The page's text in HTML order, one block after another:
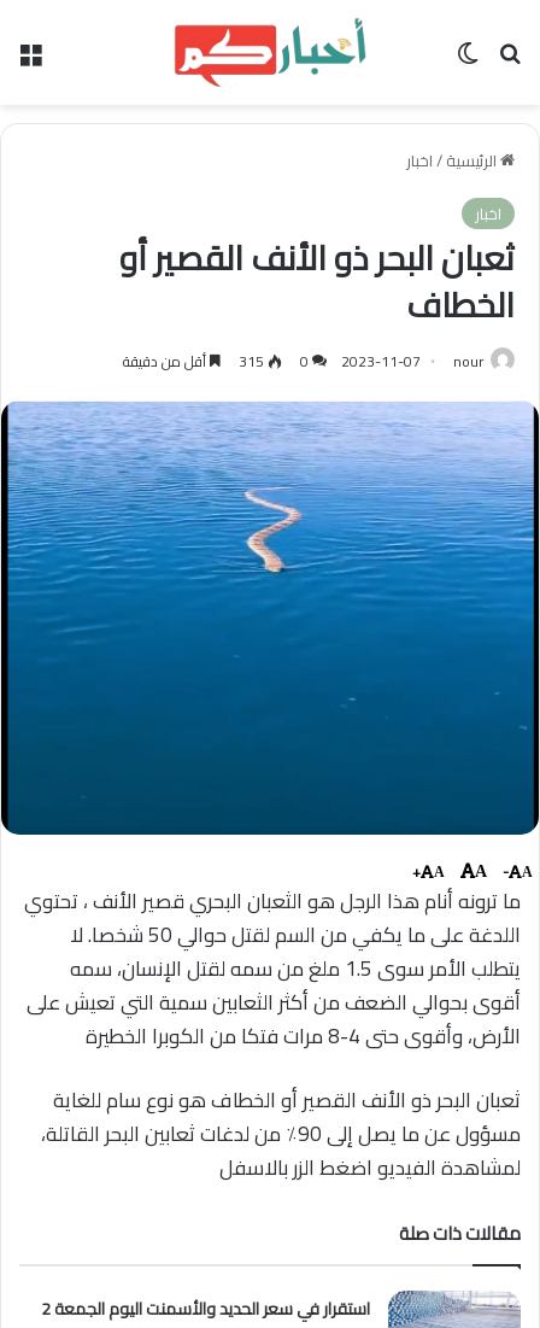
بحث عن الوضع المظلم
الرئيسية/اخبار
اخبار
‏ثعبان البحر ذو الأنف القصير أو
الخطاف
nour
2023-11-07
0
315 أقل من دقيقة
A
-
A
A
+
ما ترونه أنام هذا الرجل هو الثعبان البحري قصير الأنف ، تحتوي
اللدغة على ما يكفي من السم لقتل حوالي 50 شخصا. لا
يتطلب الأمر سوى 1.5 ملغ من سمه لقتل الإنسان، سمه
أقوى بحوالي الضعف من أكثر الثعابين سمية التي تعيش على
الأرض، وأقوى حتى 4-8 مرات فتكا من الكوبرا الخطيرة
‏ثعبان البحر ذو الأنف القصير أو الخطاف هو نوع سام للغاية
مسؤول عن ما يصل إلى 90٪ من لدغات ثعابين البحر القاتلة،
لمشاهدة الفيديو اضغط الزر بالاسفل
مقالات ذات صلة
استقرار في سعر الحديد والأسمنت اليوم الجمعة 2